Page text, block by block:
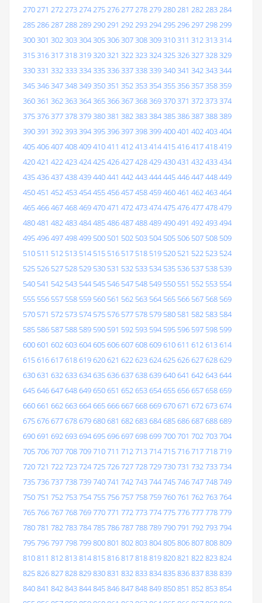
270271 272273274275276277278279280281 282283284
285286287288289290291 292293294295296297298299
300301 302303304305306307308309310311 312313314
315316317318319320321 322323324325326327328329
330331 332333334335336337338339340341 342343344
345346347348349350351 352353354355356357358359
360361 362363364365366367368369370371 372373374
375376377378379380381 382383384385386387388389
390391 392393394395396397398399400401 402403404
405406407408409410411 412413414415416417418419
420421 422423424425426427428429430431 432433434
435436437438439440441 442443444445446447448449
450451 452453454455456457458459460461 462463464
465466467468469470471 472473474475476477478479
480481 482483484485486487488489490491 492493494
495496497498499 500 501 502 503 504 505 506 507 508 509
510 511 512 513 514 515 516 517 518 519 520 521 522 523 524
525 526 527 528 529 530 531 532 533 534 535 536 537 538 539
540 541 542 543 544 545 546 547 548 549 550 551 552 553 554
555 556 557 558 559 560 561 562 563 564 565 566 567 568 569
570 571 572 573 574 575 576 577 578 579 580 581 582 583 584
585 586 587 588 589 590 591 592 593 594 595 596 597 598 599
600601 602603604605606607608609610611 612613614
615616617618619620621 622623624625626627628629
630631 632633634635636637638639640641 642643644
645646647648649650651 652653654655656657658659
660661 662663664665666667668669670671 672673674
675676677678679680681 682683684685686687688689
690691 692693694695696697698699700701 702703704
705706707708709710711 712713714715716717718719
720721 722723724725726727728729730731 732733734
735736737738739740741 742743744745746747748749
750751 752753754755756757758759760761 762763764
765766767768769770771 772773774775776777778779
780781 782783784785786787788789790791 792793794
795796797798799800801 802803804805806807808809
810811 812813814815816817818819820821 822823824
825826827828829830831 832833834835836837838839
840841 842843844845846847848849850851 852853854